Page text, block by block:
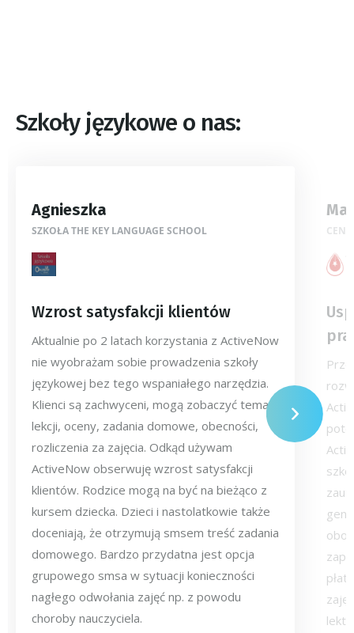
Szkoły językowe o nas:
Agnieszka
SZKOŁA THE KEY LANGUAGE SCHOOL
Wzrost satysfakcji klientów
Aktualnie po 2 latach korzystania z ActiveNow
nie wyobrażam sobie prowadzenia szkoły
językowej bez tego wspaniałego narzędzia.
Klienci są zachwyceni, mogą zobaczyć temat
lekcji, oceny, zadania domowe, obecności,
rozliczenia za zajęcia. Odkąd używam
ActiveNow obserwuję wzrost satysfakcji
klientów. Rodzice mogą na być na bieżąco z
kursem dziecka. Dzieci i nastolatkowie także
doceniają, że otrzymują smsem treść zadania
domowego. Bardzo przydatna jest opcja
grupowego smsa w sytuacji konieczności
nagłego odwołania zajęć np. z powodu
choroby nauczyciela.